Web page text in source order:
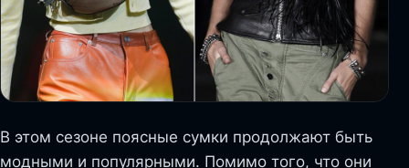
В этом сезоне поясные сумки продолжают быть
модными и популярными. Помимо того, что они